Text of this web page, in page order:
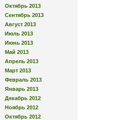
Октябрь 2013
Сентябрь 2013
Август 2013
Июль 2013
Июнь 2013
Май 2013
Апрель 2013
Март 2013
Февраль 2013
Январь 2013
Декабрь 2012
Ноябрь 2012
Октябрь 2012